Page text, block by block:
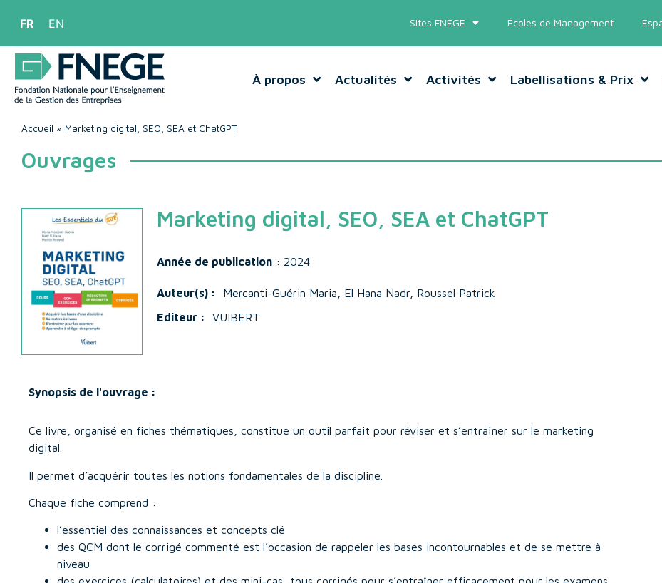
FR EN Sites FNEGE Écoles de Management
À propos Actualités Activités Labellisations & Prix
Accueil » Marketing digital, SEO, SEA et ChatGPT
Ouvrages
Marketing digital, SEO, SEA et ChatGPT
Année de publication : 2024
Auteur(s) :
Mercanti-Guérin Maria, El Hana Nadr, Roussel Patrick
Editeur :
VUIBERT
Synopsis de l'ouvrage :
Ce livre, organisé en fiches thématiques, constitue un outil parfait pour réviser et s’entraîner sur le marketing
digital.
Il permet d’acquérir toutes les notions fondamentales de la discipline.
Chaque fiche comprend :
l’essentiel des connaissances et concepts clé
des QCM dont le corrigé commenté est l’occasion de rappeler les bases incontournables et de se mettre à
niveau